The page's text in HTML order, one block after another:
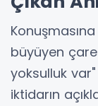
büyüyen
yoksulluk
iktidarın